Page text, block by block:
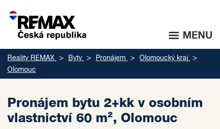
MENU
Reality REMAX Byty Pronájem
Olomoucký kraj
Olomouc
Pronájem bytu 2+kk v osobním
vlastnictví 60 m², Olomouc